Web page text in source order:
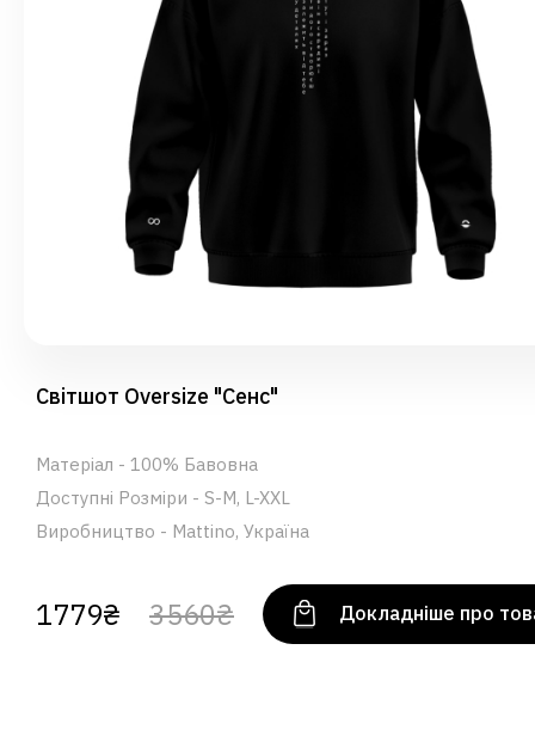
Світшот Oversize "Сенс"
Матеріал - 100% Бавовна
Доступні Розміри - S-M, L-XXL
Виробництво - Mattino, Україна
1779₴ 3560₴ Докладніше про